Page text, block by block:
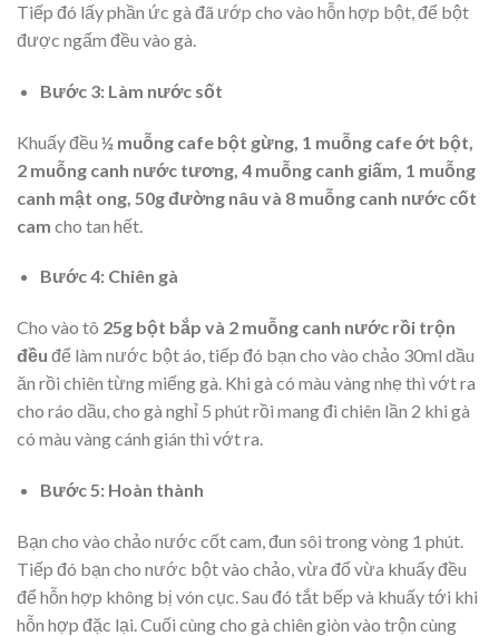
Tiếp đó lấy phần ức gà đã ướp cho vào hỗn hợp bột, để bột
được ngấm đều vào gà.
Bước 3: Làm nước sốt
Khuấy đều ½ muỗng cafe bột gừng, 1 muỗng cafe ớt bột,
2 muỗng canh nước tương, 4 muỗng canh giấm, 1 muỗng
canh mật ong, 50g đường nâu và 8 muỗng canh nước cốt
cam cho tan hết.
Bước 4: Chiên gà
Cho vào tô 25g bột bắp và 2 muỗng canh nước rồi trộn
đều để làm nước bột áo, tiếp đó bạn cho vào chảo 30ml dầu
ăn rồi chiên từng miếng gà. Khi gà có màu vàng nhẹ thì vớt ra
cho ráo dầu, cho gà nghỉ 5 phút rồi mang đi chiên lần 2 khi gà
có màu vàng cánh gián thì vớt ra.
Bước 5: Hoàn thành
Bạn cho vào chảo nước cốt cam, đun sôi trong vòng 1 phút.
Tiếp đó bạn cho nước bột vào chảo, vừa đổ vừa khuấy đều
để hỗn hợp không bị vón cục. Sau đó tắt bếp và khuấy tới khi
hỗn hợp đặc lại. Cuối cùng cho gà chiên giòn vào trộn cùng